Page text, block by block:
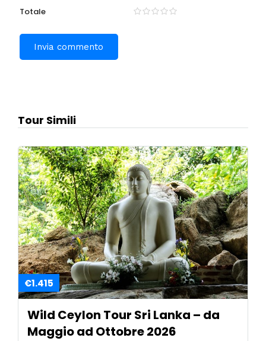
Totale
Tour Simili
€1.415
Wild Ceylon Tour Sri Lanka – da
Maggio ad Ottobre 2026